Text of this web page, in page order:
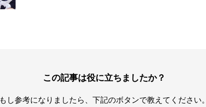
この記事は役に立ちましたか？
もし参考になりましたら、下記のボタンで教えてください。